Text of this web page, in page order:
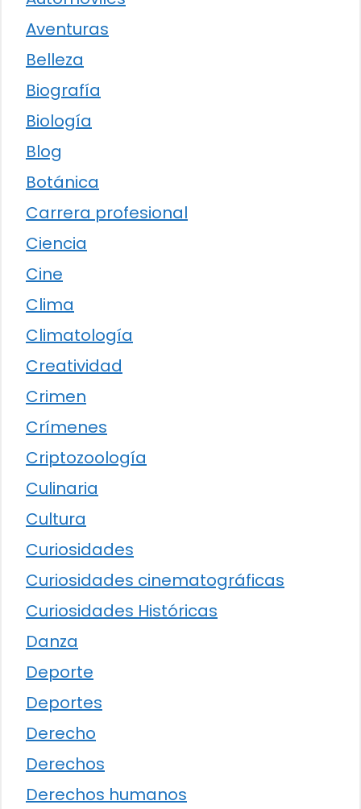
Aventuras
Belleza
Biografía
Biología
Blog
Botánica
Carrera profesional
Ciencia
Cine
Clima
Climatología
Creatividad
Crimen
Crímenes
Criptozoología
Culinaria
Cultura
Curiosidades
Curiosidades cinematográficas
Curiosidades Históricas
Danza
Deporte
Deportes
Derecho
Derechos
Derechos humanos